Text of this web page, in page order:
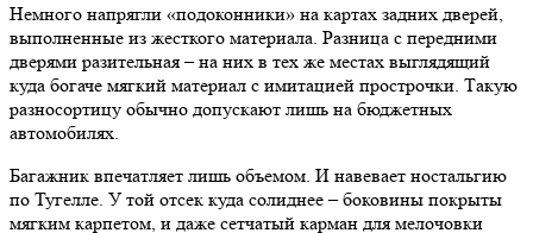
Немного напрягли «подоконники» на картах задних дверей,
выполненные из жесткого материала. Разница с передними
дверями разительная – на них в тех же местах выглядящий
куда богаче мягкий материал с имитацией прострочки. Такую
разносортицу обычно допускают лишь на бюджетных
автомобилях.
Багажник впечатляет лишь объемом. И навевает ностальгию
по Тугелле. У той отсек куда солиднее – боковины покрыты
мягким карпетом, и даже сетчатый карман для мелочовки